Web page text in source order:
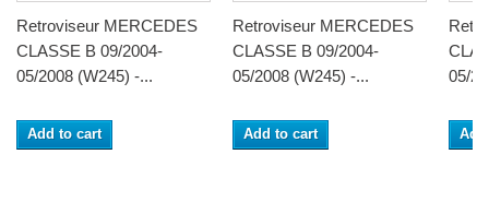
Retroviseur MERCEDES
CLASSE B 09/2004-
05/2008 (W245) -...
Add to cart
Retroviseur MERCEDES
CLASSE B 09/2004-
05/2008 (W245) -...
Add to cart
05/